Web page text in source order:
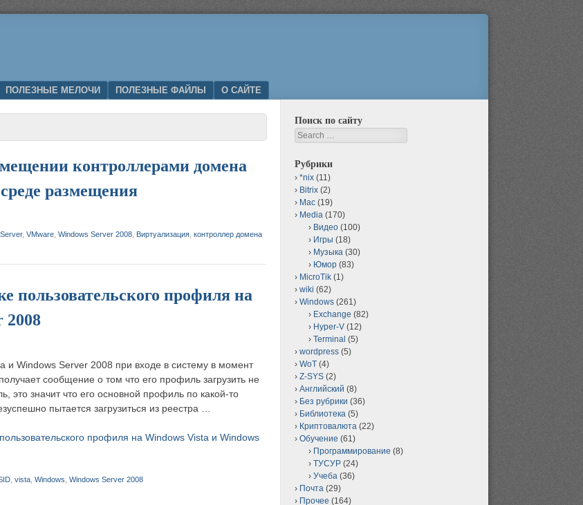
ПОЛЕЗНЫЕ МЕЛОЧИ ПОЛЕЗНЫЕ ФАЙЛЫ О САЙТЕ
контроллерами домена
размещения
, VMware Windows Server 2008 Виртуализация контроллер домена
пользовательского профиля на
2008
Windows Server 2008 при входе в систему в момент
сообщение о том что его профиль загрузить не
это значит что его основной профиль по какой-то
пытается загрузиться из реестра …
профиля на Windows Vista и Windows
vista Windows Windows Server 2008
Поиск по сайту
Search
Рубрики
*nix (11)
Bitrix (2)
Mac (19)
Media (170)
Видео (100)
Игры (18)
Музыка (30)
Юмор (83)
MicroTik (1)
wiki (62)
Windows (261)
Exchange (82)
Hyper-V (12)
Terminal (5)
wordpress (5)
WoT (4)
Z-SYS (2)
Английский (8)
Без рубрики (36)
Библиотека (5)
Криптовалюта (22)
Обучение (61)
Программирование (8)
ТУСУР (24)
Учеба (36)
Почта (29)
Прочее (164)